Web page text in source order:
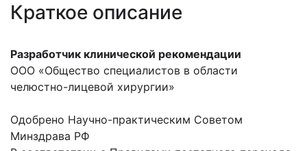
Краткое описание
Разработчик клинической рекомендации
ООО «Общество специалистов в области
челюстно-лицевой хирургии»
Одобрено Научно-практическим Советом
Минздрава РФ